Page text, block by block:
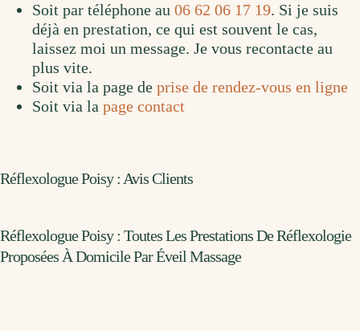
Soit par téléphone au 06 62 06 17 19. Si je suis
déjà en prestation, ce qui est souvent le cas,
laissez moi un message. Je vous recontacte au
plus vite.
Soit via la page de prise de rendez-vous en ligne
Soit via la page contact
Réflexologue Poisy : Avis Clients
Réflexologue Poisy : Toutes Les Prestations De Réflexologie
Proposées À Domicile Par Éveil Massage